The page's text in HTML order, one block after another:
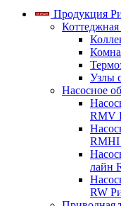
Продукция
Коттеджная
Узлы
Насосное
RMV
RMHI
лайн
RW